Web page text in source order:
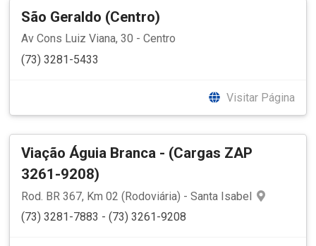
São Geraldo (Centro)
Av Cons Luiz Viana, 30 - Centro
(73) 3281-5433
Visitar Página
Viação Águia Branca - (Cargas ZAP
3261-9208)
Rod. BR 367, Km 02 (Rodoviária) - Santa Isabel
(73) 3281-7883 - (73) 3261-9208